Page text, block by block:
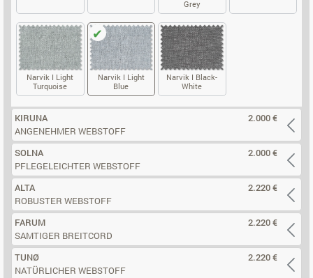
NARVIK I NATURNARVIK I BEIGE
Grey
NARVIK I LIGHT GREY
NARVIK I
Narvik I Light
Turquoise
Narvik I Light
Blue
Narvik I Black-
White
2.000 €
KIRUNA
ANGENEHMER WEBSTOFF
2.000 €
SOLNA
PFLEGELEICHTER WEBSTOFF
2.220 €
ALTA
ROBUSTER WEBSTOFF
2.220 €
FARUM
SAMTIGER BREITCORD
2.220 €
TUNØ
NATÜRLICHER WEBSTOFF